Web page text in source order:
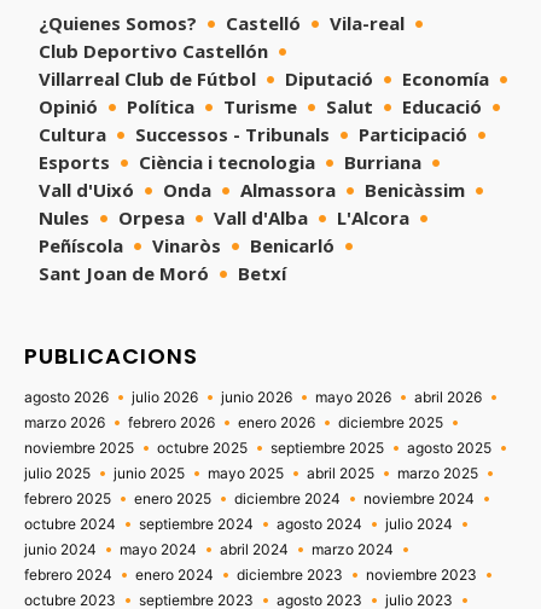
¿Quienes Somos? Castelló
Vila-real
Club Deportivo Castellón
Villarreal Club de Fútbol
Diputació
Economía
Opinió
Política Turisme Salut
Educació
Cultura
Successos - Tribunals
Participació
Esports
Ciència i tecnologia
Burriana
Vall d'Uixó
Onda Almassora
Benicàssim
Nules
Orpesa Vall d'Alba
L'Alcora
Peñíscola
Vinaròs
Benicarló
Sant Joan de Moró
Betxí
PUBLICACIONS
agosto 2026 julio 2026 junio 2026 mayo 2026
abril 2026
marzo 2026
febrero 2026 enero 2026
diciembre 2025
noviembre 2025
octubre 2025 septiembre 2025
agosto 2025
julio 2025
junio 2025 mayo 2025 abril 2025
marzo 2025
febrero 2025
enero 2025 diciembre 2024
noviembre 2024
octubre 2024
septiembre 2024 agosto 2024
julio 2024
junio 2024
mayo 2024 abril 2024
marzo 2024
febrero 2024
enero 2024 diciembre 2023
noviembre 2023
octubre 2023
septiembre 2023 agosto 2023
julio 2023